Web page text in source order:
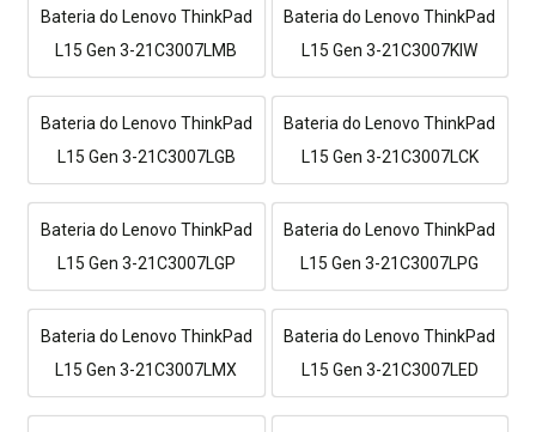
Bateria do Lenovo ThinkPad
L15 Gen 3-21C3007LMB
Bateria do Lenovo ThinkPad
L15 Gen 3-21C3007KIW
Bateria do Lenovo ThinkPad
L15 Gen 3-21C3007LGB
Bateria do Lenovo ThinkPad
L15 Gen 3-21C3007LCK
Bateria do Lenovo ThinkPad
L15 Gen 3-21C3007LGP
Bateria do Lenovo ThinkPad
L15 Gen 3-21C3007LPG
Bateria do Lenovo ThinkPad
L15 Gen 3-21C3007LMX
Bateria do Lenovo ThinkPad
L15 Gen 3-21C3007LED